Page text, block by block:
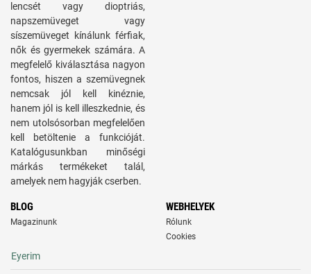
lencsét vagy dioptriás,
napszemüveget vagy
síszemüveget kínálunk férfiak,
nők és gyermekek számára. A
megfelelő kiválasztása nagyon
fontos, hiszen a szemüvegnek
nemcsak jól kell kinéznie,
hanem jól is kell illeszkednie, és
nem utolsósorban megfelelően
kell betöltenie a funkcióját.
Katalógusunkban minőségi
márkás termékeket talál,
amelyek nem hagyják cserben.
BLOG
Magazinunk
WEBHELYEK
Rólunk
Cookies
Eyerim